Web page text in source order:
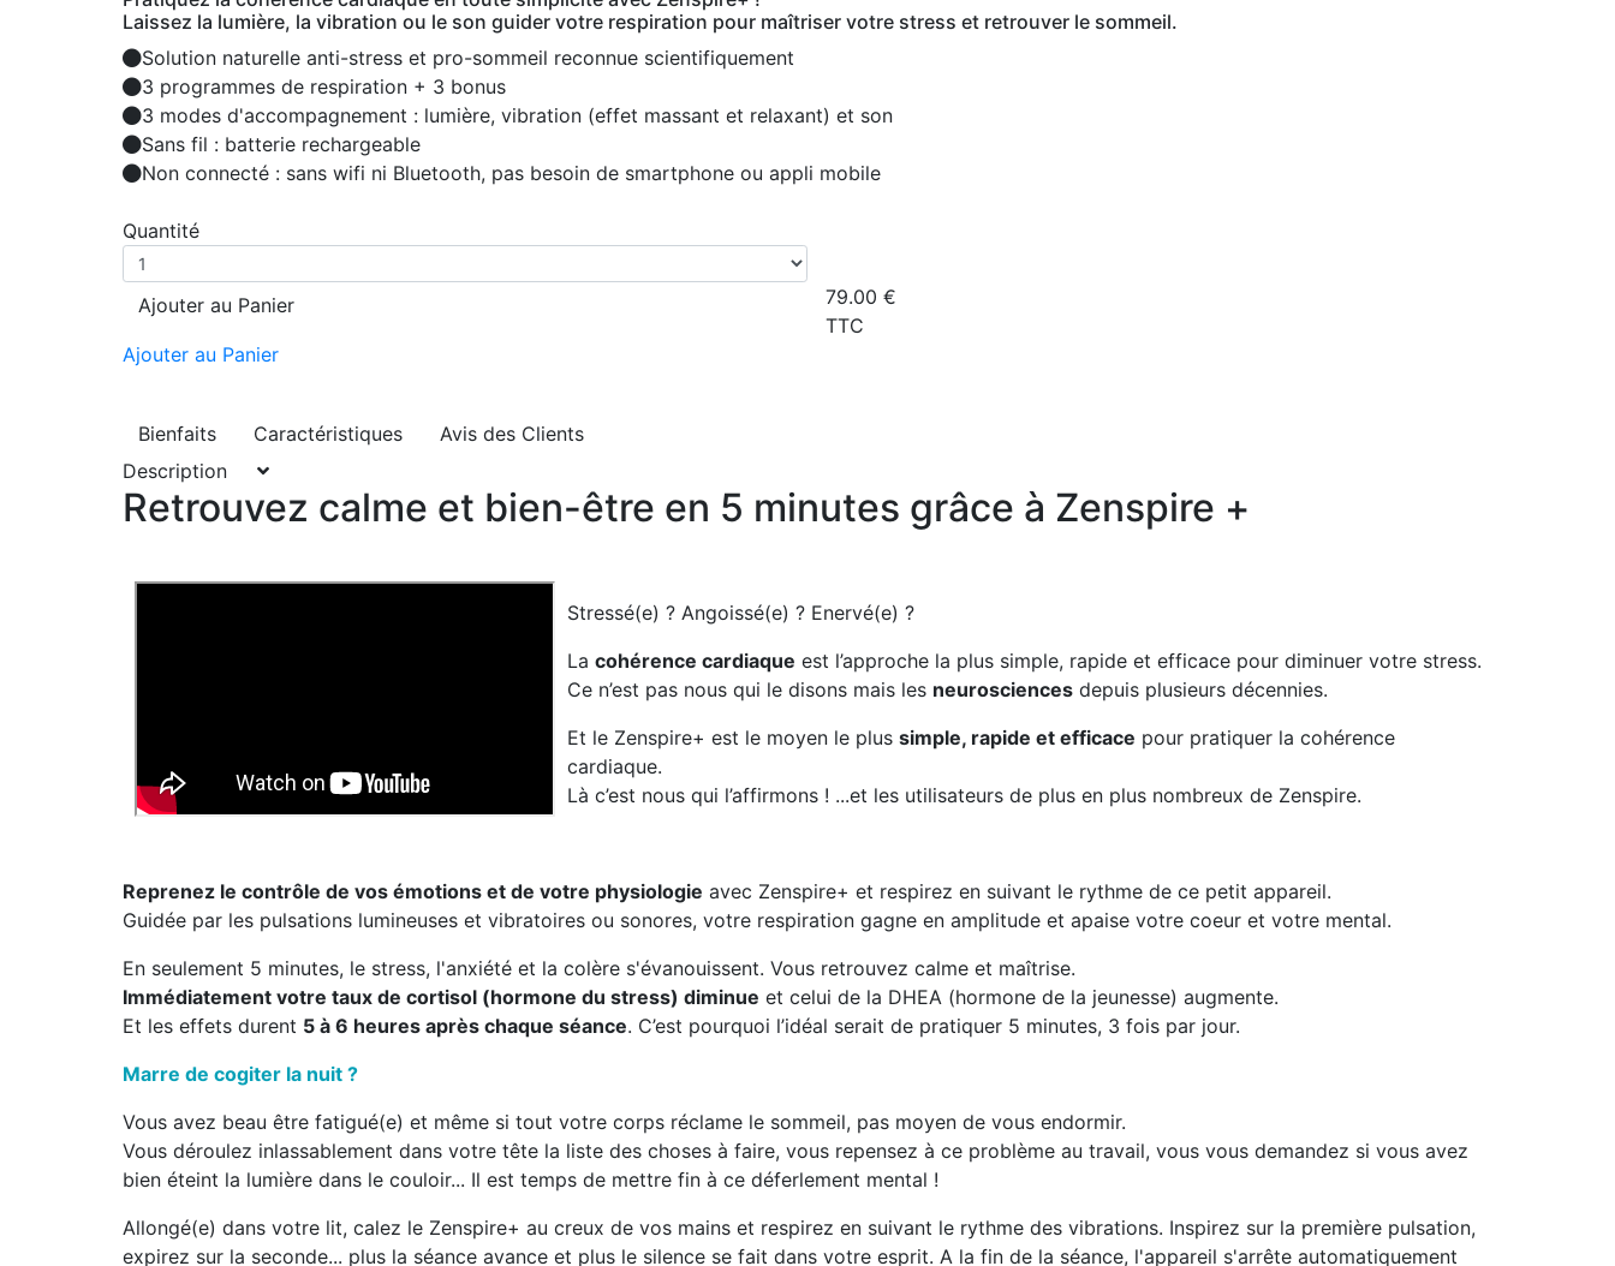
Laissez la lumière, la vibration ou le son guider votre respiration pour maîtriser votre stress et retrouver le sommeil.
Solution naturelle anti-stress et pro-sommeil reconnue scientifiquement
3 programmes de respiration + 3 bonus
3 modes d'accompagnement : lumière, vibration (effet massant et relaxant) et son
Sans fil : batterie rechargeable
Non connecté : sans wifi ni Bluetooth, pas besoin de smartphone ou appli mobile
Quantité
Ajouter au Panier
Ajouter au Panier
79.00 €
TTC
Bienfaits Caractéristiques
Avis des Clients
Description
Retrouvez calme et bien-être en 5 minutes grâce à Zenspire +
Stressé(e) ? Angoissé(e) ? Enervé(e) ?
La cohérence cardiaque est l’approche la plus simple, rapide et efficace pour diminuer votre stress.
Ce n’est pas nous qui le disons mais les neurosciences depuis plusieurs décennies.
Et le Zenspire+ est le moyen le plus simple, rapide et efficace pour pratiquer la cohérence
cardiaque.
Là c’est nous qui l’affirmons ! ...et les utilisateurs de plus en plus nombreux de Zenspire.
Reprenez le contrôle de vos émotions et de votre physiologie avec Zenspire+ et respirez en suivant le rythme de ce petit appareil.
Guidée par les pulsations lumineuses et vibratoires ou sonores, votre respiration gagne en amplitude et apaise votre coeur et votre mental.
En seulement 5 minutes, le stress, l'anxiété et la colère s'évanouissent. Vous retrouvez calme et maîtrise.
Immédiatement votre taux de cortisol (hormone du stress) diminue et celui de la DHEA (hormone de la jeunesse) augmente.
Et les effets durent 5 à 6 heures après chaque séance. C’est pourquoi l’idéal serait de pratiquer 5 minutes, 3 fois par jour.
Marre de cogiter la nuit ?
Vous avez beau être fatigué(e) et même si tout votre corps réclame le sommeil, pas moyen de vous endormir.
Vous déroulez inlassablement dans votre tête la liste des choses à faire, vous repensez à ce problème au travail, vous vous demandez si vous avez
bien éteint la lumière dans le couloir... Il est temps de mettre fin à ce déferlement mental !
Allongé(e) dans votre lit, calez le Zenspire+ au creux de vos mains et respirez en suivant le rythme des vibrations. Inspirez sur la première pulsation,
expirez sur la seconde... plus la séance avance et plus le silence se fait dans votre esprit. A la fin de la séance, l'appareil s'arrête automatiquement